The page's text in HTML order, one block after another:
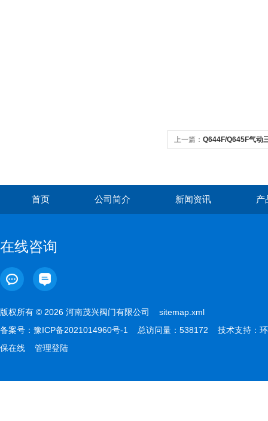
上一篇： Q644F/Q645F气动
首页 公司简介 新闻资讯 产
在线咨询
版权所有 © 2026 河南茂兴阀门有限公司 sitemap.xml
备案号： 豫ICP备2021014960号-1 总访问量：538172 技术支持： 环
保在线
管理登陆